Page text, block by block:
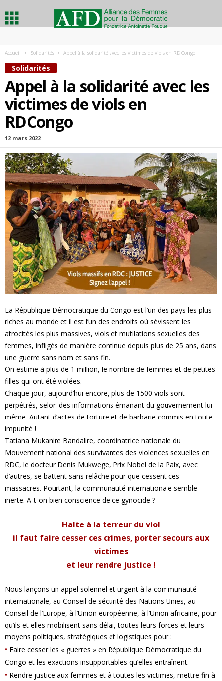
Accueil Solidarités Appel à la solidarité avec les victimes de viols en RDCongo
Solidarités
Appel à la solidarité avec les
victimes de viols en
RDCongo
12 mars 2022
La République Démocratique du Congo est l’un des pays les plus
riches au monde et il est l’un des endroits où sévissent les
atrocités les plus massives, viols et mutilations sexuelles des
femmes, infligés de manière continue depuis plus de 25 ans, dans
une guerre sans nom et sans fin.
On estime à plus de 1 million, le nombre de femmes et de petites
filles qui ont été violées.
Chaque jour, aujourd’hui encore, plus de 1500 viols sont
perpétrés, selon des informations émanant du gouvernement lui-
même. Autant d’actes de torture et de barbarie commis en toute
impunité !
Tatiana Mukanire Bandalire, coordinatrice nationale du
Mouvement national des survivantes des violences sexuelles en
RDC, le docteur Denis Mukwege, Prix Nobel de la Paix, avec
d’autres, se battent sans relâche pour que cessent ces
massacres. Pourtant, la communauté internationale semble
inerte. A-t-on bien conscience de ce gynocide ?
Halte à la terreur du viol
il faut faire cesser ces crimes, porter secours aux
victimes
et leur rendre justice !
Nous lançons un appel solennel et urgent à la communauté
internationale, au Conseil de sécurité des Nations Unies, au
Conseil de l’Europe, à l’Union européenne, à l’Union africaine, pour
qu’ils et elles mobilisent sans délai, toutes leurs forces et leurs
moyens politiques, stratégiques et logistiques pour :
• Faire cesser les « guerres » en République Démocratique du
Congo et les exactions insupportables qu’elles entraînent.
• Rendre justice aux femmes et à toutes les victimes, mettre fin à